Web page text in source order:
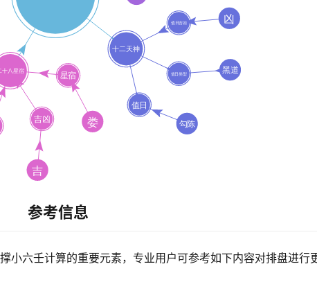
参考信息
小六壬计算的重要元素，专业用户可参考如下内容对排盘进行